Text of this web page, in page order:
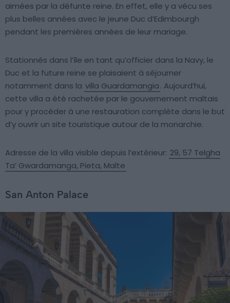
aimées par la défunte reine. En effet, elle y a vécu ses
plus belles années avec le jeune Duc d’Edimbourgh
pendant les premières années de leur mariage.
Stationnés dans l’île en tant qu’officier dans la Navy, le
Duc et la future reine se plaisaient à séjourner
notamment dans la villa Guardamangia. Aujourd’hui,
cette villa a été rachetée par le gouvernement maltais
pour y procéder à une restauration complète dans le but
d’y ouvrir un site touristique autour de la monarchie.
Adresse de la villa visible depuis l’extérieur: 29, 57 Telgha
Ta’ Gwardamanga, Pieta, Malte
San Anton Palace